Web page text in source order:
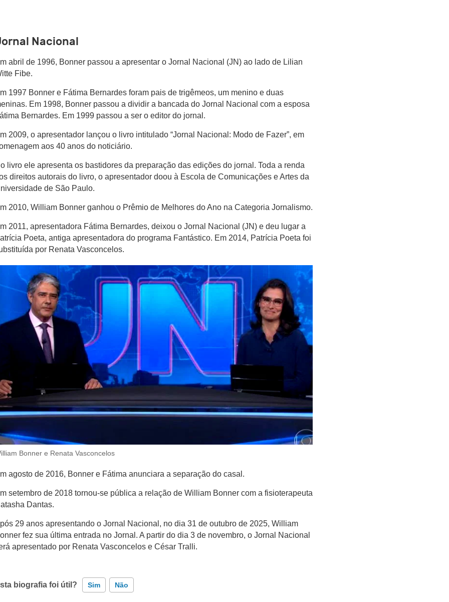
Nacional
abril de 1996, Bonner passou a apresentar o Jornal Nacional (JN) ao lado de Lilian
Fibe.
1997 Bonner e Fátima Bernardes foram pais de trigêmeos, um menino e duas
Em 1998, Bonner passou a dividir a bancada do Jornal Nacional com a esposa
Bernardes. Em 1999 passou a ser o editor do jornal.
2009, o apresentador lançou o livro intitulado “Jornal Nacional: Modo de Fazer”, em
aos 40 anos do noticiário.
livro ele apresenta os bastidores da preparação das edições do jornal. Toda a renda
direitos autorais do livro, o apresentador doou à Escola de Comunicações e Artes da
de São Paulo.
2010, William Bonner ganhou o Prêmio de Melhores do Ano na Categoria Jornalismo.
2011, apresentadora Fátima Bernardes, deixou o Jornal Nacional (JN) e deu lugar a
Poeta, antiga apresentadora do programa Fantástico. Em 2014, Patrícia Poeta foi
por Renata Vasconcelos.
Bonner e Renata Vasconcelos
agosto de 2016, Bonner e Fátima anunciara a separação do casal.
setembro de 2018 tornou-se pública a relação de William Bonner com a fisioterapeuta
Dantas.
29 anos apresentando o Jornal Nacional, no dia 31 de outubro de 2025, William
fez sua última entrada no Jornal. A partir do dia 3 de novembro, o Jornal Nacional
apresentado por Renata Vasconcelos e César Tralli.
biografia foi útil? Sim Não